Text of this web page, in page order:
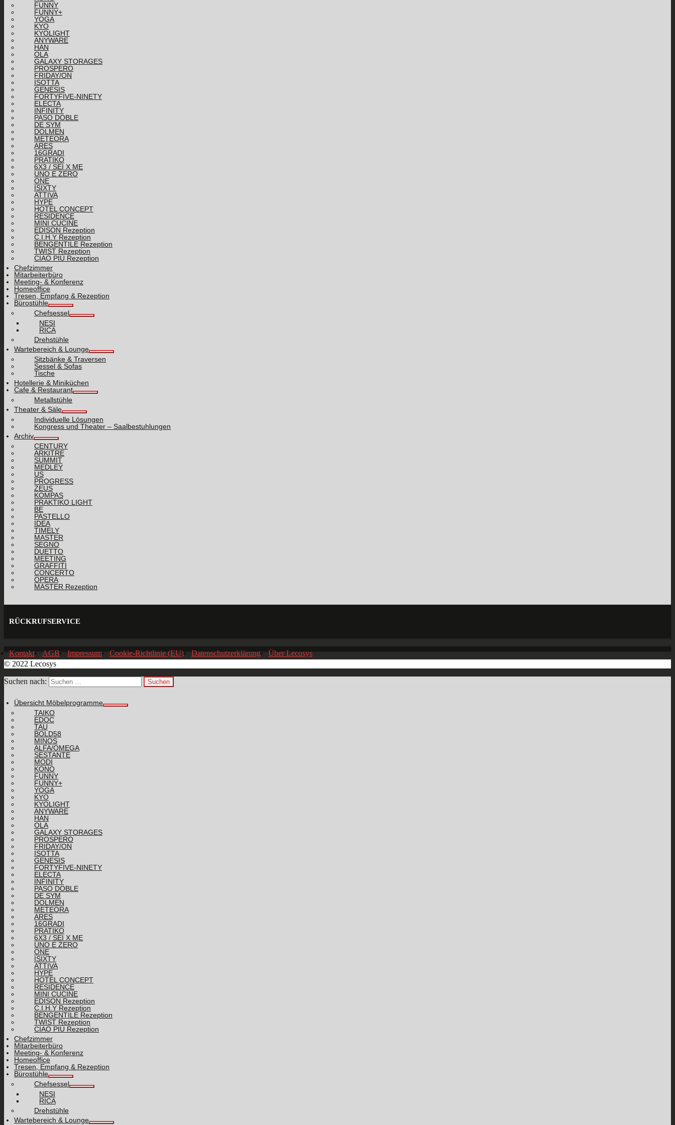
FUNNY
FUNNY+
YOGA
KYO
KYOLIGHT
ANYWARE
HAN
OLA
GALAXY STORAGES
PROSPERO
FRIDAY/ON
ISOTTA
GENESIS
FORTYFIVE-NINETY
ELECTA
INFINITY
PASO DOBLE
DE SYM
DOLMEN
METEORA
ARES
16GRADI
PRATIKO
6X3 / SEI X ME
UNO E ZERO
ONE
ISIXTY
ATTIVA
HYPE
HOTEL CONCEPT
RESIDENCE
MINI CUCINE
EDISON Rezeption
C.I.H.Y Rezeption
BENGENTILE Rezeption
TWIST Rezeption
CIAO PIÙ Rezeption
Chefzimmer
Mitarbeiterbüro
Meeting- & Konferenz
Homeoffice
Tresen, Empfang & Rezeption
Bürostühle
Chefsessel
NESI
RICA
Drehstühle
Wartebereich & Lounge
Sitzbänke & Traversen
Sessel & Sofas
Tische
Hotellerie & Miniküchen
Cafe & Restaurant
Metallstühle
Theater & Säle
Individuelle Lösungen
Kongress und Theater – Saalbestuhlungen
Archiv
CENTURY
ARKITRE
SUMMIT
MEDLEY
US
PROGRESS
ZEUS
KOMPAS
PRAKTIKO LIGHT
BE
PASTELLO
IDEA
TIMELY
MASTER
SEGNO
DUETTO
MEETING
GRAFFITI
CONCERTO
OPERA
MASTER Rezeption
RÜCKRUFSERVICE
Kontakt AGB Impressum Cookie-Richtlinie (EU) Datenschutzerklärung
Über Lecosys
© 2022 Lecosys
Suchen nach:
Übersicht Möbelprogramme
TAIKO
EDOC
TAU
BOLD58
MINOS
ALFA/OMEGA
SESTANTE
MODI
KONO
FUNNY
FUNNY+
YOGA
KYO
KYOLIGHT
ANYWARE
HAN
OLA
GALAXY STORAGES
PROSPERO
FRIDAY/ON
ISOTTA
GENESIS
FORTYFIVE-NINETY
ELECTA
INFINITY
PASO DOBLE
DE SYM
DOLMEN
METEORA
ARES
16GRADI
PRATIKO
6X3 / SEI X ME
UNO E ZERO
ONE
ISIXTY
ATTIVA
HYPE
HOTEL CONCEPT
RESIDENCE
MINI CUCINE
EDISON Rezeption
C.I.H.Y Rezeption
BENGENTILE Rezeption
TWIST Rezeption
CIAO PIÙ Rezeption
Chefzimmer
Mitarbeiterbüro
Meeting- & Konferenz
Homeoffice
Tresen, Empfang & Rezeption
Bürostühle
Chefsessel
NESI
RICA
Drehstühle
Wartebereich & Lounge